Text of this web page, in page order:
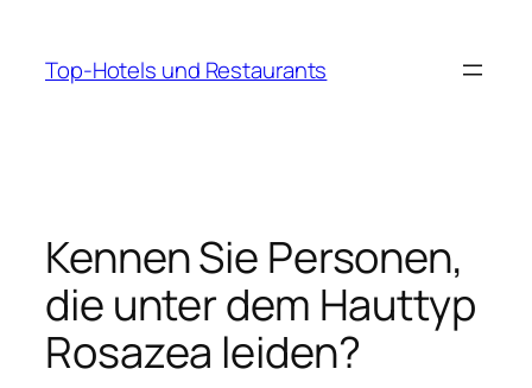
springen
Top-Hotels und Restaurants
Kennen Sie Personen,
die unter dem Hauttyp
Rosazea leiden?